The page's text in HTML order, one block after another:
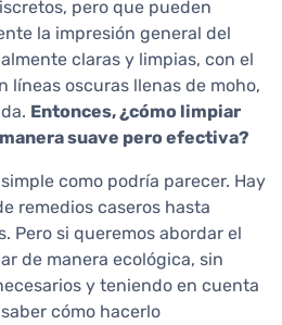
pero que pueden
la impresión general del
claras y limpias, con el
líneas oscuras llenas de moho,
Entonces, ¿cómo limpiar
suave pero efectiva?
como podría parecer. Hay
remedios caseros hasta
Pero si queremos abordar el
de manera ecológica, sin
y teniendo en cuenta
cómo hacerlo